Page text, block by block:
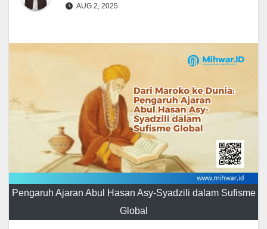
AUG 2, 2025
Pengaruh Ajaran Abul Hasan Asy-Syadzili dalam Sufisme
Global